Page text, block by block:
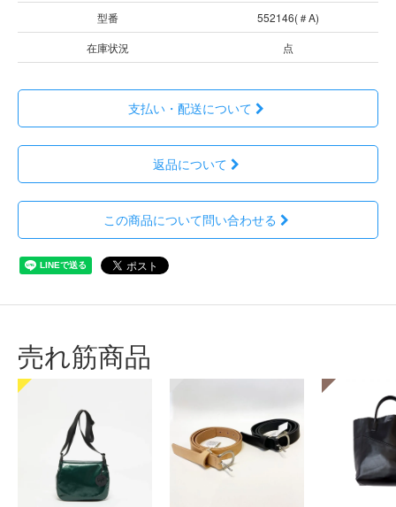
型番
552146(＃A)
在庫状況
点
支払い・配送について
返品について
この商品について問い合わせる
売れ筋商品